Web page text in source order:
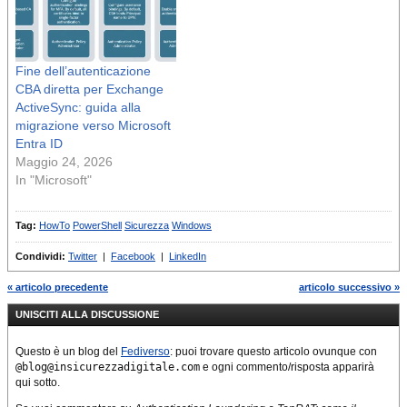
Fine dell’autenticazione
CBA diretta per Exchange
ActiveSync: guida alla
migrazione verso Microsoft
Entra ID
Maggio 24, 2026
In "Microsoft"
Tag: HowTo PowerShell Sicurezza Windows
Condividi: Twitter | Facebook | LinkedIn
« articolo precedente articolo successivo »
UNISCITI ALLA DISCUSSIONE
Questo è un blog del Fediverso: puoi trovare questo articolo ovunque con
@blog@insicurezzadigitale.com e ogni commento/risposta apparirà
qui sotto.